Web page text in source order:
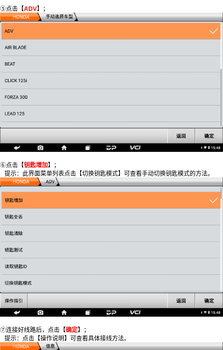
⑤点击【ADV】；
⑥点击【钥匙增加】；
提示：此界面菜单列表点击【切换钥匙模式】可查看手动切换钥匙模式的方法。
⑦连接好线路后，点击【确定】；
提示：点击【操作说明】可查看具体接线方法。